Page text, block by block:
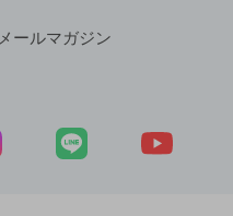
メールマガジン